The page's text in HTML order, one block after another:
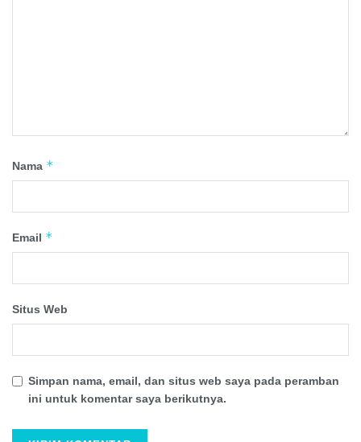
Nama *
Email *
Situs Web
Simpan nama, email, dan situs web saya pada peramban
ini untuk komentar saya berikutnya.